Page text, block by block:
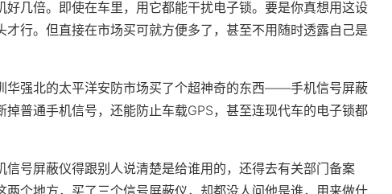
好几倍。即使在车里，用它都能干扰电子锁。要是你真想用这设
行。但直接在市场买可就方便多了，甚至不用随时透露自己是
华强北的太平洋安防市场买了个超神奇的东西——手机信号屏蔽
普通手机信号，还能防止车载GPS，甚至连现代车的电子锁都
信号屏蔽仪得跟别人说清楚是给谁用的，还得去有关部门备案
两个地方，买了三个信号屏蔽仪，却都没人问他是谁，用来做什